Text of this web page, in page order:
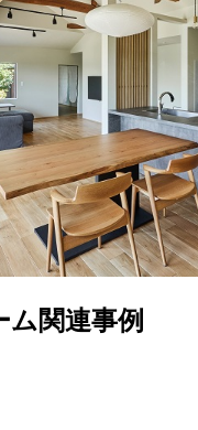
関連事例